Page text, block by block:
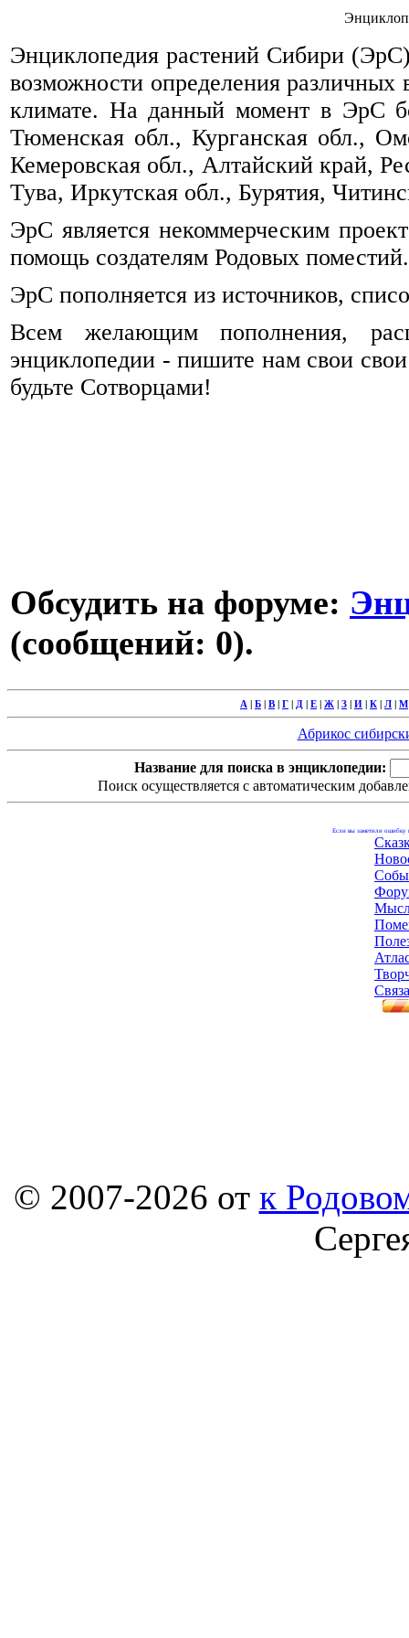
Энциклопедия растений Сибири (ЭрС)
возможности определения
климате. На данный момент в ЭрС
Тюменская обл., Курганская обл.,
Кемеровская обл., Алтайский край,
Тува, Иркутская обл., Бурятия,
ЭрС является некоммерческим
помощь создателям Родовых поместий.
ЭрС пополняется из источников,
Всем желающим пополнения,
энциклопедии - пишите нам свои
будьте Сотворцами!
Обсудить на форуме:
(сообщений: 0).
А | Б | В | Г | Д | Е | Ж | З | И | К | Л | М
Абрикос
Название для поиска в энциклопедии:
Поиск осуществляется с автоматическим
Если вы заметили ошибку
© 2007-2026 от к